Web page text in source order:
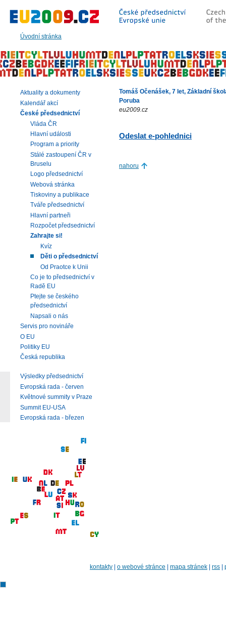
Úvodní stránka
hlavní
|
navigaci
|
vyhledávání
Tomáš Očenášek, 7 let, Základní
Poruba
eu2009.cz
Odeslat e-pohlednici
nahoru
Aktuality a dokumenty
Kalendář akcí
České předsednictví
Vláda ČR
Hlavní události
Program a priority
Stálé zastoupení ČR v
Bruselu
Logo předsednictví
Webová stránka
Tiskoviny a publikace
Tváře předsednictví
Hlavní partneři
Rozpočet předsednictví
Zahrajte si!
Kvíz
Děti o předsednictví
Od Praotce k Unii
Co je to předsednictví v
Radě EU
Ptejte se českého
předsednictví
Napsali o nás
Servis pro novináře
O EU
Politiky EU
Česká republika
Výsledky předsednictví
Evropská rada - červen
Květnové summity v Praze
Summit EU-USA
Evropská rada - březen
kontakty o webové stránce mapa stránek rss